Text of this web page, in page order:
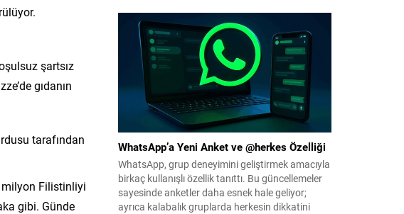
şartsız
gıdanın
tarafından
milyon Filistinliyi
gibi. Günde
Temmuz 2027’ye kadar kaldırıyor. Açıklamada
bu düzenlemenin kalıcı bir çevre politikası
değişikliği anlamına gelmediği vurgulanıyor;
kararın geçici olduğu ve uzun vadeli çevre
hedeflerinden sapma amaçlanmadığı...
WhatsApp’a Yeni Anket ve @herkes Özelliği
WhatsApp, grup deneyimini geliştirmek amacıyla
birkaç kullanışlı özellik tanıttı. Bu güncellemeler
sayesinde anketler daha esnek hale geliyor;
ayrıca kalabalık gruplarda herkesin dikkatini